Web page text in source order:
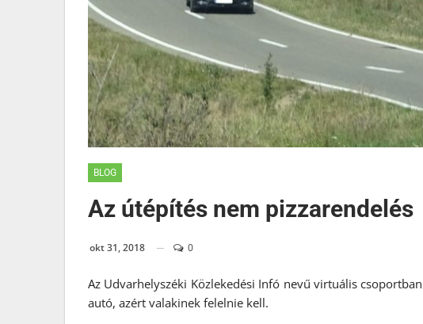
BLOG
Az útépítés nem pizzarendelés
okt 31, 2018 0
Az Udvarhelyszéki Közlekedési Infó nevű virtuális
autó, azért valakinek felelnie kell.